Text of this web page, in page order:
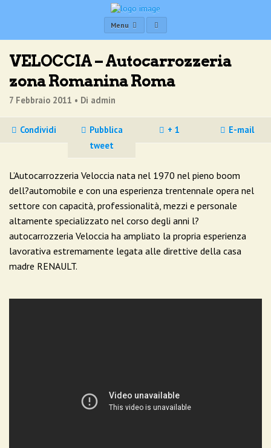
Menu
VELOCCIA – Autocarrozzeria
zona Romanina Roma
7 Febbraio 2011 • Di admin
Condividi
Pubblica
tweet
+ 1 E-mail
L’Autocarrozzeria Veloccia nata nel 1970 nel pieno boom
dell?automobile e con una esperienza trentennale opera nel
settore con capacità, professionalità, mezzi e personale
altamente specializzato nel corso degli anni l?
autocarrozzeria Veloccia ha ampliato la propria esperienza
lavorativa estremamente legata alle direttive della casa
madre RENAULT.